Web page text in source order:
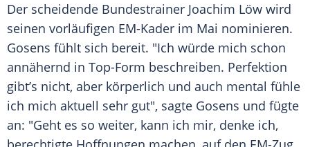
Der scheidende Bundestrainer Joachim Löw wird
seinen vorläufigen EM-Kader im Mai nominieren.
Gosens fühlt sich bereit. "Ich würde mich schon
annähernd in Top-Form beschreiben. Perfektion
gibt’s nicht, aber körperlich und auch mental fühle
ich mich aktuell sehr gut", sagte Gosens und fügte
an: "Geht es so weiter, kann ich mir, denke ich,